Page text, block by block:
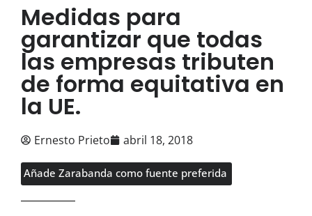
Medidas para
garantizar que todas
las empresas tributen
de forma equitativa en
la UE.
Ernesto Prieto abril 18, 2018
Añade Zarabanda como fuente preferida